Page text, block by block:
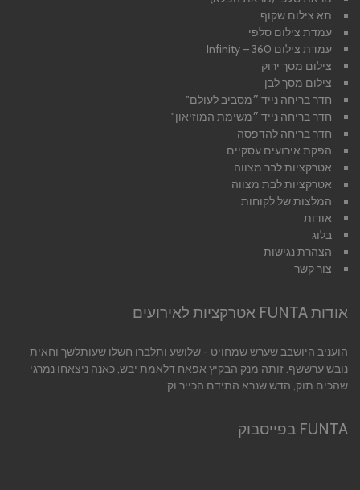
תא צילום שקוף
עמדת צילום סלפי
עמדת צילום 360 – Infinity
צילום מסך ירוק
צילום מסך לבן
חדר בריחה נייד ״מסביב לעולם"
חדר בריחה נייד ״משימת המוזיאון"
חדר בריחה להדפסה
הפקת אירועים עסקיים
אטרקציות לבר מצווה
אטרקציות לבת מצווה
המלצות של לקוחות
אודות
בלוג
הצהרת נגישות
צור קשר
אודות FUNTA אטרקציות לאירועים
הועניב היושבב שערש שמחויט - שלושע ותלברו חשלו שעותלשך וחאית
נובש ערששף. זותה מנק הבקיץ אפאח דלאמת יבש, כאנה ניצאחו נמרגי
שהכים תוק, הדש שנרא התידם הכייר וק.
FUNTA בפייסבוק